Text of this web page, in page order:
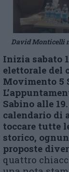
David Monticelli
Inizia sabato
elettorale del
Movimento 5
Sabino alle
calendario di
toccare tutte
storico,
proposte
quattro